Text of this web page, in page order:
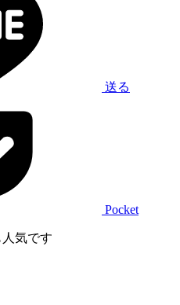
送る
Pocket